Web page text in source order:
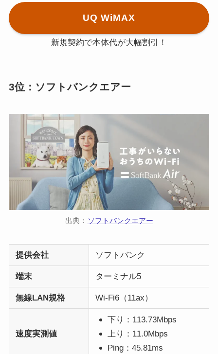
UQ WiMAX
新規契約で本体代が大幅割引！
3位：ソフトバンクエアー
出典： ソフトバンクエアー
提供会社 ソフトバンク
端末 ターミナル5
無線LAN規格 Wi-Fi6（11ax）
速度実測値
下り：113.73Mbps
上り：11.0Mbps
Ping：45.81ms